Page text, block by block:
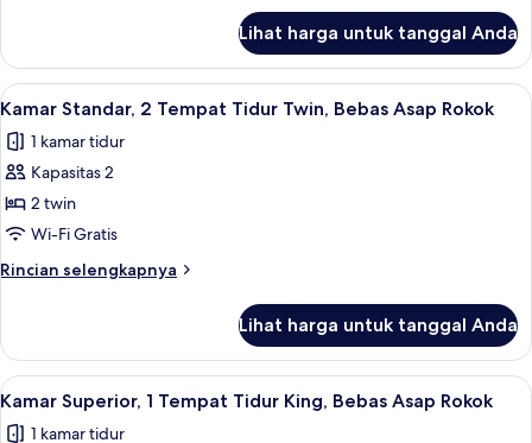
Bebas
Asap
Rokok
(French
Size
Bed
140
Cm)
Kamar
Ekonomi,
1
Tidur
Twin,
Asap
Rokok
Size
Lihat harga untuk tanggal Anda
Lihat
semua
foto
untuk
Kamar
Standar,
2
Tempat
Twin,
Bebas
Asap
Rokok
Kamar Standar, 2 Tempat Tidur
4
Kamar Standar, 2 Tempat Tidur Twin, Bebas Asap Rokok
1 kamar tidur
Kapasitas 2
2 twin
Wi-Fi Gratis
Rincian selengkapnya
Rincian
Kamar
Standar,
2
Lihat harga untuk tanggal Anda
Lihat
semua
Kamar Superior, 1 Tempat Tidur
5
Kamar Superior, 1 Tempat Tidur King, Bebas Asap Rokok
1 kamar tidur